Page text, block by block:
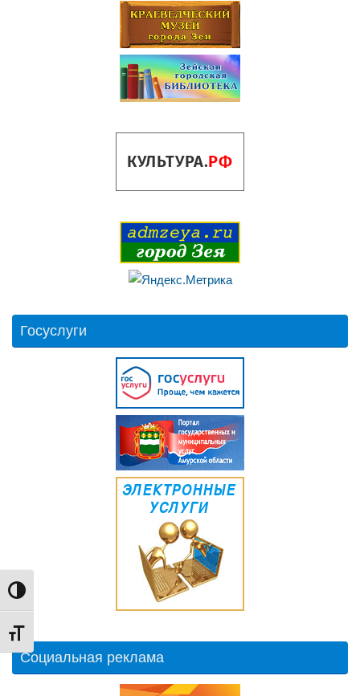
Переключить на высокую контрастность
Переключить на увеличенный шрифт
Госуслуги
Социальная реклама